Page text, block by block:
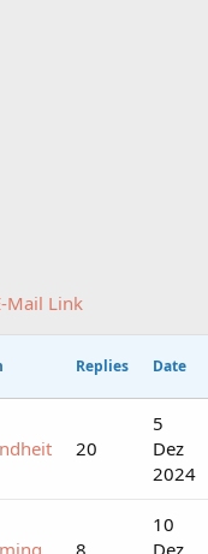
Mail Link
Replies Date
20
5
Dez
2024
8
10
Dez